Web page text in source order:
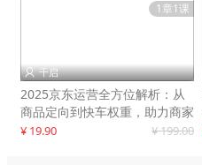
1章1课
 千启
2025京东运营全方位解析：从
商品定向到快车权重，助力商家
打造爆款商品
¥ 19.90 ¥ 199.00